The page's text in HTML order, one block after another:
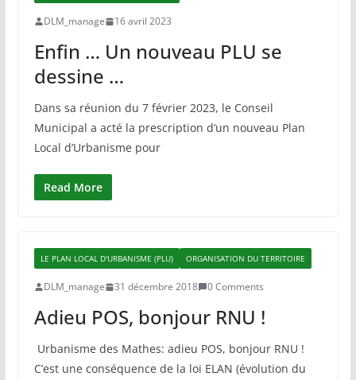
DLM_manage 16 avril 2023
Enfin … Un nouveau PLU se
dessine …
Dans sa réunion du 7 février 2023, le Conseil
Municipal a acté la prescription d’un nouveau Plan
Local d’Urbanisme pour
Read More
LE PLAN LOCAL D'URBANISME (PLU) ORGANISATION DU TERRITOIRE
DLM_manage 31 décembre 2018 0 Comments
Adieu POS, bonjour RNU !
Urbanisme des Mathes: adieu POS, bonjour RNU !
C’est une conséquence de la loi ELAN (évolution du